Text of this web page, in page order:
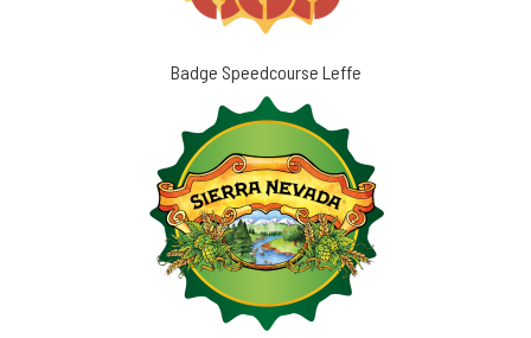
Badge Speedcourse Leffe